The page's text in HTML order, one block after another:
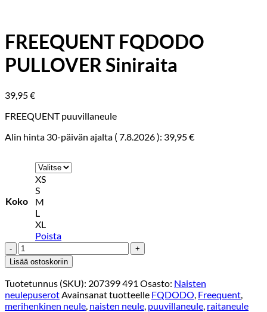
FREEQUENT FQDODO
PULLOVER Siniraita
39,95€
FREEQUENT puuvillaneule
Alin hinta 30-päivän ajalta ( 7.8.2026): 39,95€
Koko
XS
S
M
L
XL
Poista
FREEQUENT
FQDODO
PULLOVER
Siniraita
määrä
Lisää ostoskoriin
Tuotetunnus (SKU): 207399 491 Osasto: Naisten
neulepuserotAvainsanat tuotteelle FQDODO, Freequent,
merihenkinen neule, naisten neule, puuvillaneule, raitaneule